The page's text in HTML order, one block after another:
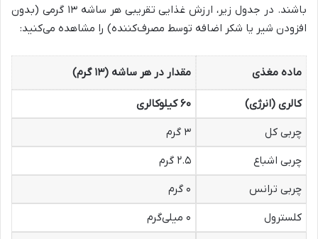
باشند. در جدول زیر، ارزش غذایی تقریبی هر ساشه ۱۳ گرمی (بدون
افزودن شیر یا شکر اضافه توسط مصرف‌کننده) را مشاهده می‌کنید:
ماده مغذی مقدار در هر ساشه (۱۳ گرم)
کالری (انرژی)
۶۰ کیلوکالری
چربی کل
۳ گرم
چربی اشباع
۲.۵ گرم
چربی ترانس
۰ گرم
کلسترول
۰ میلی‌گرم